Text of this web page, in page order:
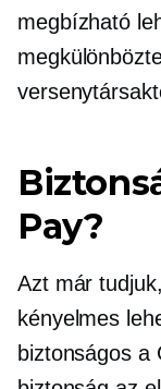
megbízható
Pay?
Azt már
kényelmes
biztonságos a